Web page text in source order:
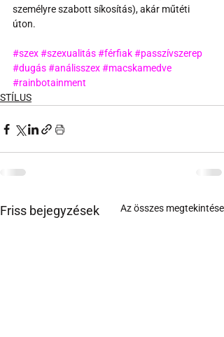
személyre szabott síkosítás), akár műtéti
úton.
#szex#szexualitás#férfiak#passzívszerep
#dugás#análisszex#macskamedve
#rainbotainment
STÍLUS
Friss bejegyzések Az összes megtekintése